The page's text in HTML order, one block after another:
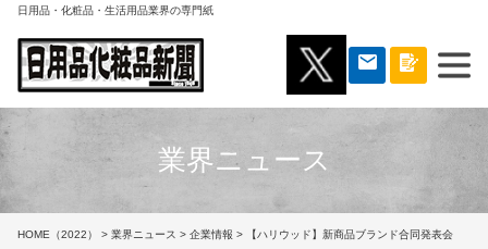
日用品・化粧品・生活用品業界の専門紙
業界ニュース
HOME（2022） > 業界ニュース > 企業情報 > 【ハリウッド】新商品ブランド合同発表会